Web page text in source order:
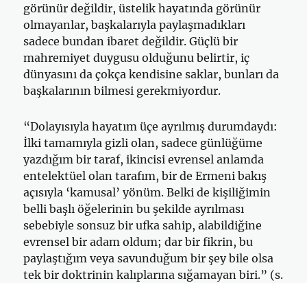
görünür değildir, üstelik hayatında görünür
olmayanlar, başkalarıyla paylaşmadıkları
sadece bundan ibaret değildir. Güçlü bir
mahremiyet duygusu olduğunu belirtir, iç
dünyasını da çokça kendisine saklar, bunları da
başkalarının bilmesi gerekmiyordur.
“Dolayısıyla hayatım üçe ayrılmış durumdaydı:
İlki ta­mamıyla gizli olan, sadece günlüğüme
yazdığım bir taraf, ikincisi evrensel anlamda
entelektüel olan tarafım, bir de Ermeni bakış
açısıyla ‘kamusal’ yönüm. Belki de kişiliği­min
belli başlı öğelerinin bu şekilde ayrılması
sebebiyle sonsuz bir ufka sahip, alabildiğine
evrensel bir adam ol­dum; dar bir fikrin, bu
paylaştığım veya savunduğum bir şey bile olsa
tek bir doktrinin kalıplarına sığamayan biri.” (s.